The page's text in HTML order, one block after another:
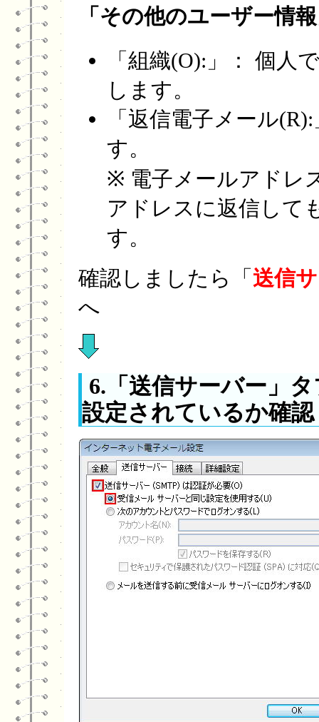
「その他のユーザー情
「組織(O):」： 個人
します。
「返信電子メール
す。
※ 電子メールアドレ
アドレスに返信して
す。
確認しましたら「 送信
へ
6.「送信サーバー」
設定されているか確